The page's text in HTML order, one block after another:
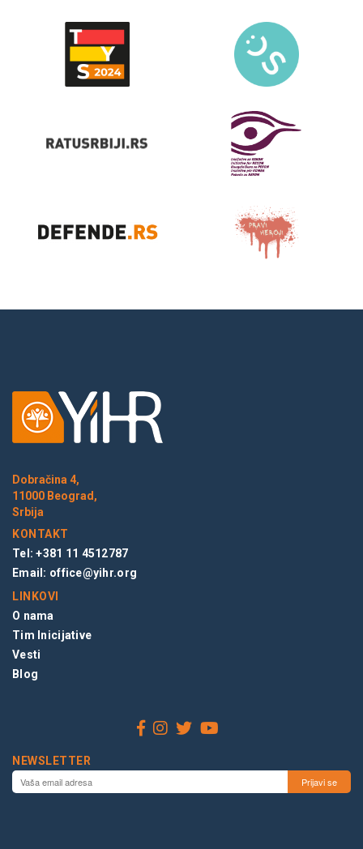
Dobračina 4,
11000 Beograd,
Srbija
KONTAKT
Tel: +381 11 4512787
Email: office@yihr.org
LINKOVI
O nama
Tim Inicijative
Vesti
Blog
NEWSLETTER